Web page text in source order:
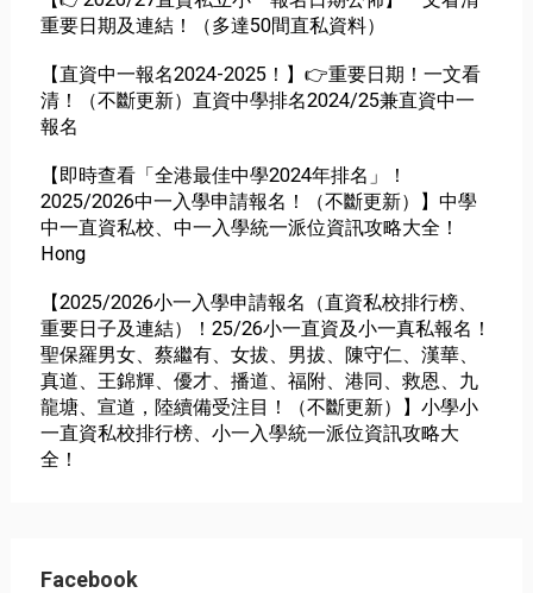
重要日期及連結！（多達50間直私資料）
【直資中一報名2024-2025！】👉重要日期！一文看
清！（不斷更新）直資中學排名2024/25兼直資中一
報名
【即時查看「全港最佳中學2024年排名」！
2025/2026中一入學申請報名！（不斷更新）】中學
中一直資私校、中一入學統一派位資訊攻略大全！
Hong
【2025/2026小一入學申請報名（直資私校排行榜、
重要日子及連結）！25/26小一直資及小一真私報名！
聖保羅男女、蔡繼有、女拔、男拔、陳守仁、漢華、
真道、王錦輝、優才、播道、福附、港同、救恩、九
龍塘、宣道，陸續備受注目！（不斷更新）】小學小
一直資私校排行榜、小一入學統一派位資訊攻略大
全！
Facebook